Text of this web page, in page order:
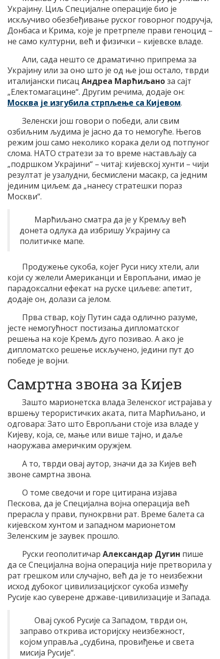
Украјину. Циљ Специјалне операције био је
искључиво обезбеђивање руског говорног подручја,
Донбаса и Крима, које је претрпеле прави геноцид –
не само културни, већ и физички – кијевске владе.
Али, сада нешто се драматично припрема за
Украјину или за оно што је од ње још остало, тврди
италијански писац Андреа Марћиљаноза сајт
„Електомагацине“. Другим речима, додаје он:
Москва је изгубила стрпљење са Кијевом.
Зеленски још говори о победи, али свим
озбиљним људима је јасно да то немогуће. Његов
режим још само неколико корака дели од потпуног
слома. НАТО стратези за то време настављају са
„подршком Украјини“ – читај: кијевској хунти – чији
резултат је узалудни, бесмислени масакр, са једним
јединим циљем: да „нанесу стратешки пораз
Москви“.
Марћиљано сматра да је у Кремљу већ
донета одлука да избришу Украјину са
политичке мапе.
Продужење сукоба, којег Руси нису хтели, али
који су желели Американци и Европљани, имао је
парадоксални ефекат на руске циљеве: апетит,
додаје он, долази са јелом.
Прва ствар, коју Путин сада одлично разуме,
јесте немогућност постизања дипломатског
решења на које Кремљ дуго позивао. А ако је
дипломатско решење искључено, једини пут до
победе је војни.
Самртна звона за Кијев
Зашто марионетска влада Зеленског истрајава у
вршењу терористичких аката, пита Марћиљано, и
одговара: Зато што Европљани стоје иза владе у
Кијеву, која, се, мање или више тајно, и даље
наоружава америчким оружјем.
А то, тврди овај аутор, значи да за Кијев већ
звоне самртна звона.
О томе сведочи и горе цитирана изјава
Пескова, да је Специјална војна операција већ
прерасла у прави, пунокрвни рат. Време балета са
кијевском хунтом и западном марионетом
Зеленским је заувек прошло.
Руски геополитичар Александар Дугин пише
да се Специјална војна операција није претворила у
рат грешком или случајно, већ да је то неизбежни
исход дубоког цивилизацијског сукоба између
Русије као суверене државе-цивилизације и Запада.
Овај сукоб Русије са Западом, тврди он,
заправо открива историјску неизбежност,
којом управља „судбина, провиђење и света
мисија Русије“.